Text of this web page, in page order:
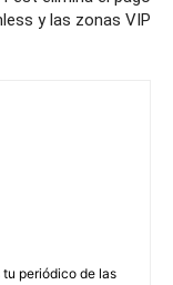
y las zonas VIP
tu periódico de las